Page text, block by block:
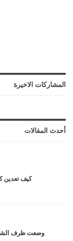
المشاركات الاخيرة
أحدث المقالات
كيف تعدين
وضعت ظرف